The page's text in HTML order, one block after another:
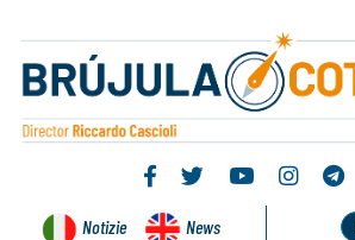
Notizie News